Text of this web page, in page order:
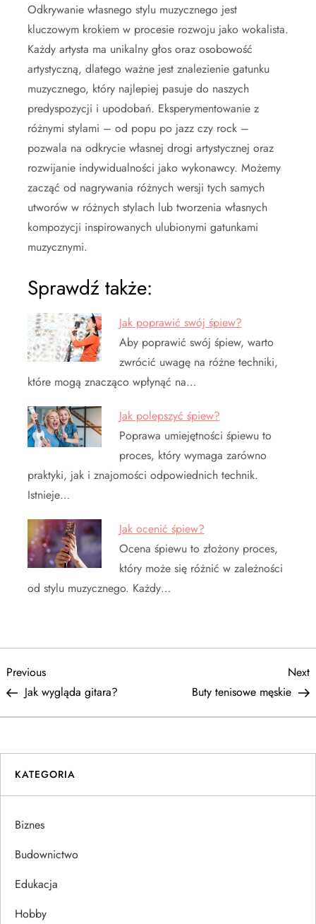
Odkrywanie własnego stylu muzycznego jest
kluczowym krokiem w procesie rozwoju jako wokalista.
Każdy artysta ma unikalny głos oraz osobowość
artystyczną, dlatego ważne jest znalezienie gatunku
muzycznego, który najlepiej pasuje do naszych
predyspozycji i upodobań. Eksperymentowanie z
różnymi stylami – od popu po jazz czy rock –
pozwala na odkrycie własnej drogi artystycznej oraz
rozwijanie indywidualności jako wykonawcy. Możemy
zacząć od nagrywania różnych wersji tych samych
utworów w różnych stylach lub tworzenia własnych
kompozycji inspirowanych ulubionymi gatunkami
muzycznymi.
Sprawdź także:
Jak poprawić swój śpiew?
Aby poprawić swój śpiew, warto
zwrócić uwagę na różne techniki,
które mogą znacząco wpłynąć na…
Jak polepszyć śpiew?
Poprawa umiejętności śpiewu to
proces, który wymaga zarówno
praktyki, jak i znajomości odpowiednich technik.
Istnieje…
Jak ocenić śpiew?
Ocena śpiewu to złożony proces,
który może się różnić w zależności
od stylu muzycznego. Każdy…
N
a
w
g
a
c
Previous
Post
Previous
Jak wygląda gitara?
Next
Buty tenisowe męskie
KATEGORIA
Biznes
Budownictwo
Edukacja
Hobby